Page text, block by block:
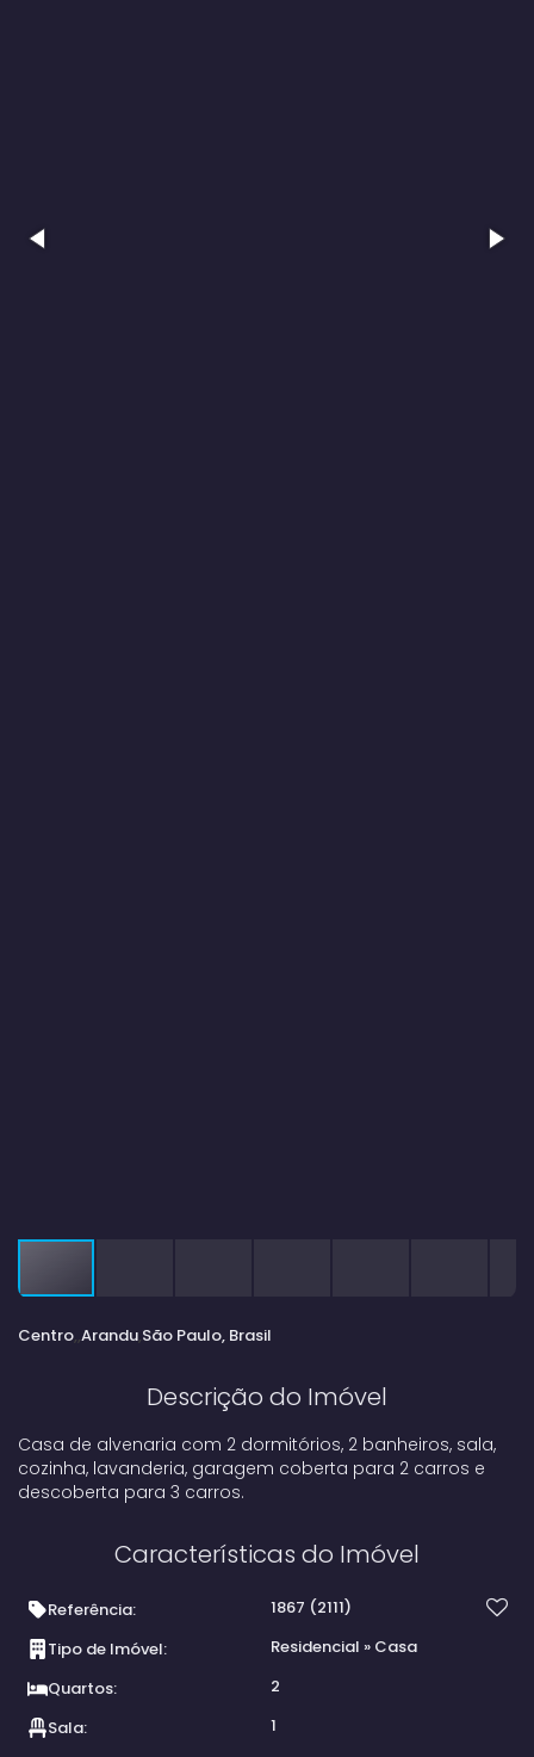
Centro Arandu São Paulo, Brasil
Descrição do Imóvel
Casa de alvenaria com 2 dormitórios, 2 banheiros, sala,
cozinha, lavanderia, garagem coberta para 2 carros e
descoberta para 3 carros.
Características do Imóvel
Referência: 1867 (2111)
Tipo de Imóvel:
Residencial » Casa
Quartos:
2
Sala:
1